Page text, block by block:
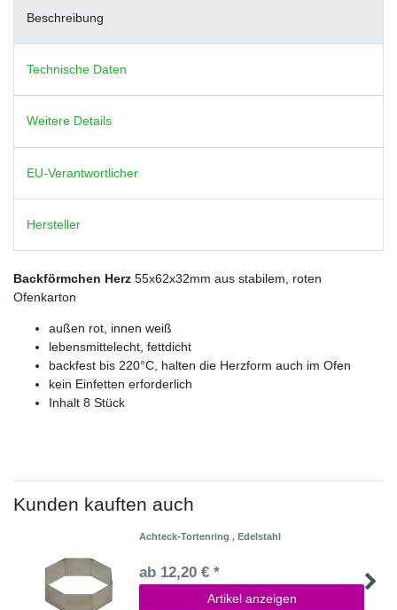
Beschreibung
Technische Daten
Weitere Details
EU-Verantwortlicher
Hersteller
Backförmchen Herz 55x62x32mm aus stabilem, roten
Ofenkarton
außen rot, innen weiß
lebensmittelecht, fettdicht
backfest bis 220°C, halten die Herzform auch im Ofen
kein Einfetten erforderlich
Inhalt 8 Stück
Kunden kauften auch
Achteck-Tortenring , Edelstahl
ab 12,20 € *
Artikel anzeigen